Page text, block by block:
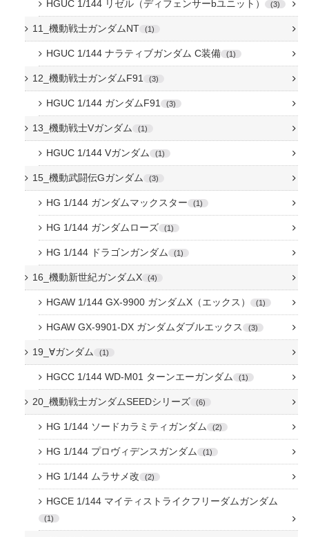
HGUC 1/144 リゼル（ディフェンサーbユニット） 3
11_機動戦士ガンダムNT 1
HGUC 1/144 ナラティブガンダム C装備 1
12_機動戦士ガンダムF91 3
HGUC 1/144 ガンダムF91 3
13_機動戦士Vガンダム 1
HGUC 1/144 Vガンダム 1
15_機動武闘伝Gガンダム 3
HG 1/144 ガンダムマックスター 1
HG 1/144 ガンダムローズ 1
HG 1/144 ドラゴンガンダム 1
16_機動新世紀ガンダムX 4
HGAW 1/144 GX-9900 ガンダムX（エックス） 1
HGAW GX-9901-DX ガンダムダブルエックス 3
19_∀ガンダム 1
HGCC 1/144 WD-M01 ターンエーガンダム 1
20_機動戦士ガンダムSEEDシリーズ 6
HG 1/144 ソードカラミティガンダム 2
HG 1/144 プロヴィデンスガンダム 1
HG 1/144 ムラサメ改 2
HGCE 1/144 マイティストライクフリーダムガンダム
1